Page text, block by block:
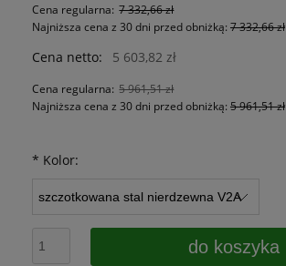
Cena regularna: 7 332,66 zł
Najniższa cena z 30 dni przed obniżką: 7 332,66 zł
Cena netto: 5 603,82 zł
Cena regularna: 5 961,51 zł
Najniższa cena z 30 dni przed obniżką: 5 961,51 zł
* Kolor:
do koszyka